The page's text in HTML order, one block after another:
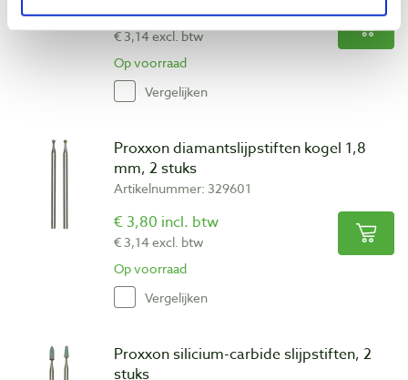
€ 3,80 incl. btw
€ 3,14 excl. btw
Op voorraad
Vergelijken
Proxxon diamantslijpstiften kogel 1,8
mm, 2 stuks
Artikelnummer: 329601
€ 3,80 incl. btw
€ 3,14 excl. btw
Op voorraad
Vergelijken
Proxxon silicium-carbide slijpstiften, 2
stuks